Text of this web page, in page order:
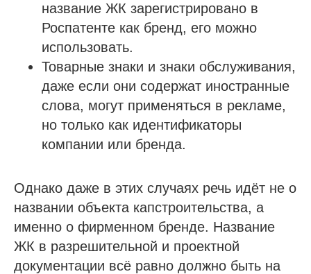
название ЖК зарегистрировано в
Роспатенте как бренд, его можно
использовать.
Товарные знаки и знаки обслуживания,
даже если они содержат иностранные
слова, могут применяться в рекламе,
но только как идентификаторы
компании или бренда.
Однако даже в этих случаях речь идёт не о
названии объекта капстроительства, а
именно о фирменном бренде. Название
ЖК в разрешительной и проектной
документации всё равно должно быть на